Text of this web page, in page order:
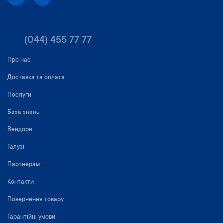
(044) 455 77 77
Про нас
Доставка та оплата
Послуги
База знань
Вендори
Галузі
Партнерам
Контакти
Повернення товару
Гарантійні умови